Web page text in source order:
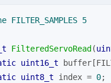
FILTER_SAMPLES 5
FilteredServoRead (
uint16_t
uint8_t index = 0;